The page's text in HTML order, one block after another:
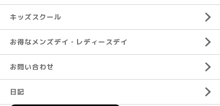
キッズスクール
お得なメンズデイ・レディースデイ
お問い合わせ
日記